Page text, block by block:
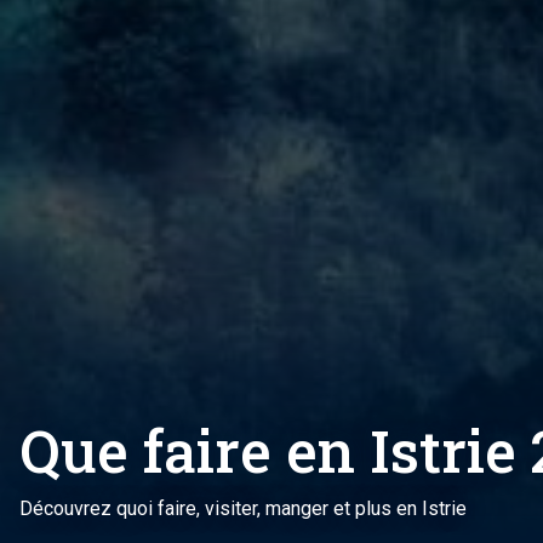
Que faire en Istrie
Découvrez quoi faire, visiter, manger et plus en Istrie